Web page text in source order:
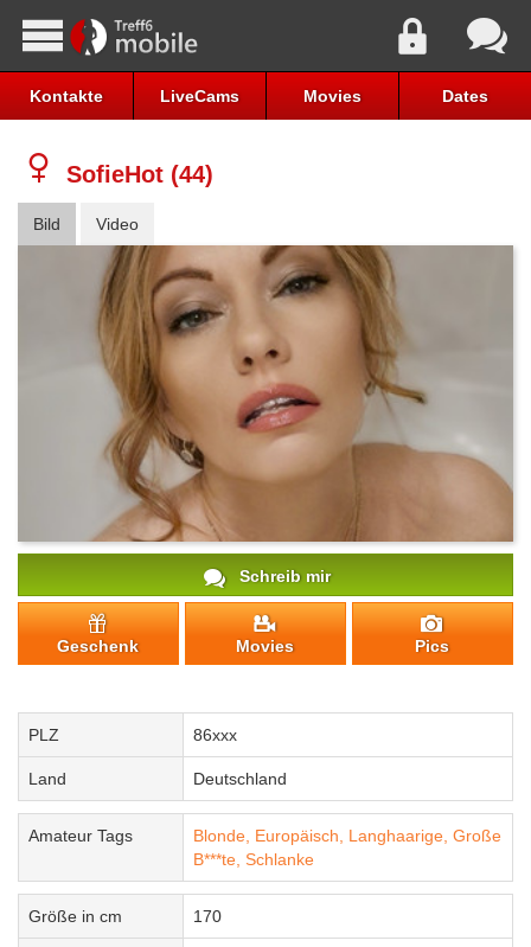
Kontakte LiveCams Movies Dates
SofieHot (44)
Bild Video
Schreib mir
Geschenk Movies Pics
PLZ 86xxx
Land Deutschland
Amateur Tags Blonde, Europäisch, Langhaarige, Große
B***te, Schlanke
Größe in cm 170